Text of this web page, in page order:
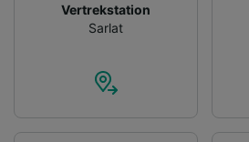
Vertrekstation
Sarlat